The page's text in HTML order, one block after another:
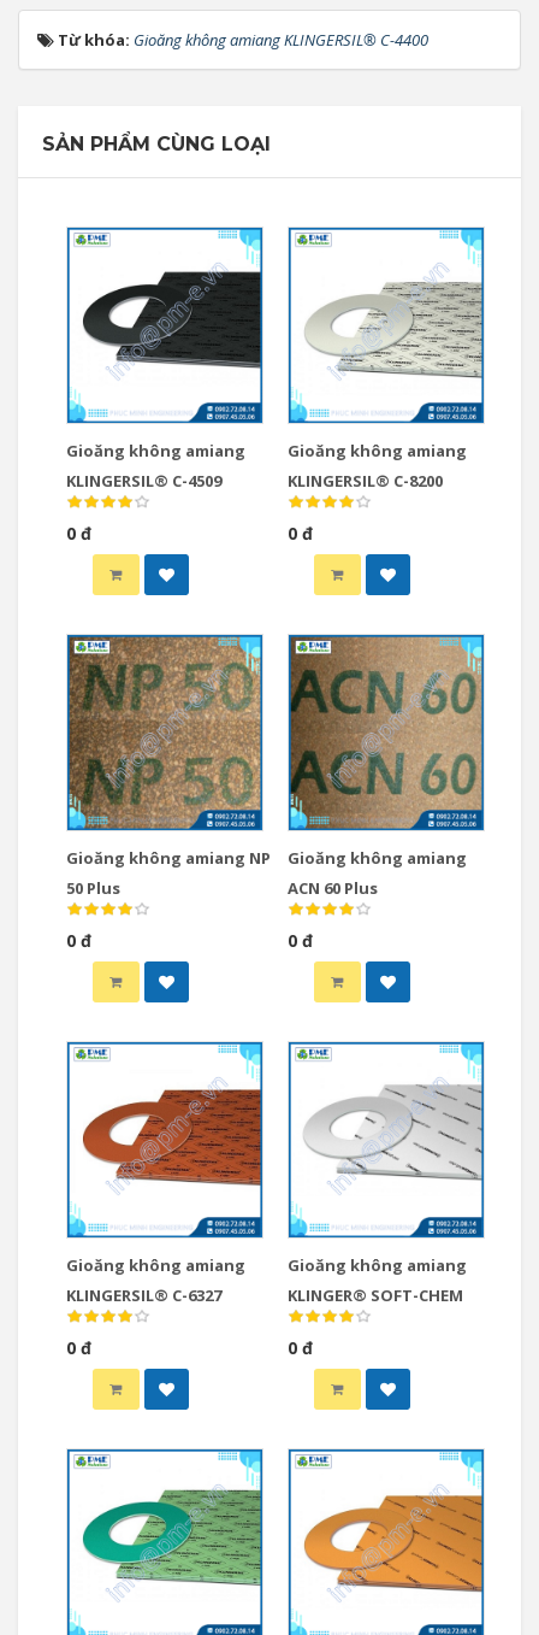
Từ khóa: Gioăng không amiang KLINGERSIL® C-4400
SẢN PHẨM CÙNG LOẠI
Gioăng không amiang
KLINGERSIL® C-4509
0 đ
Gioăng không amiang
KLINGERSIL® C-8200
0 đ
Gioăng không amiang NP
50 Plus
0 đ
Gioăng không amiang
ACN 60 Plus
0 đ
Gioăng không amiang
KLINGERSIL® C-6327
0 đ
Gioăng không amiang
KLINGER® SOFT-CHEM
0 đ